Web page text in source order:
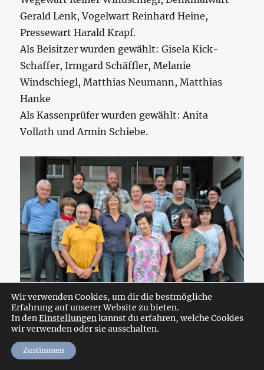
Gerald Lenk, Vogelwart Reinhard Heine,
Pressewart Harald Krapf.
Als Beisitzer wurden gewählt: Gisela Kick-
Schaffer, Irmgard Schäffler, Melanie
Windschiegl, Matthias Neumann, Matthias
Hanke
Als Kassenprüfer wurden gewählt: Anita
Vollath und Armin Schiebe.
Wir verwenden Cookies, um dir die bestmögliche
Erfahrung auf unserer Website zu bieten.
In denEinstellungenkannst du erfahren, welche Cookies
wir verwenden oder sie ausschalten.
Zustimmen